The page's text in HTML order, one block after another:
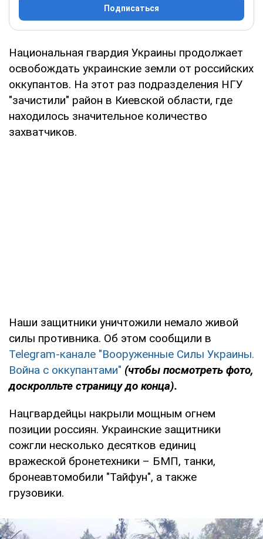
Подписаться
Национальная гвардия Украины продолжает
освобождать украинские земли от российских
оккупантов. На этот раз подразделения НГУ
"зачистили" район в Киевской области, где
находилось значительное количество
захватчиков.
Наши защитники уничтожили немало живой
силы противника. Об этом сообщили в
Telegram-канале "Вооруженные Силы Украины.
Война с оккупантами" (чтобы посмотреть фото,
доскролльте страницу до конца).
Нацгвардейцы накрыли мощным огнем
позиции россиян. Украинские защитники
сожгли несколько десятков единиц
вражеской бронетехники – БМП, танки,
бронеавтомобили "Тайфун", а также
грузовики.